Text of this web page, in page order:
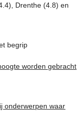
Drenthe (4.8) en
begrip
worden gebracht
onderwerpen waar